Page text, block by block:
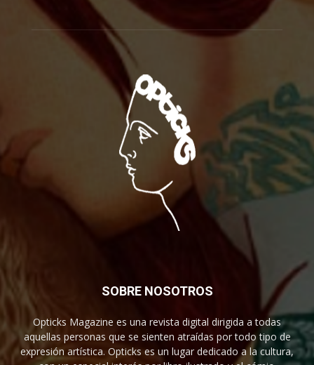
SOBRE NOSOTROS
Opticks Magazine es una revista digital dirigida a todas
aquellas personas que se sienten atraídas por todo tipo de
expresión artística. Opticks es un lugar dedicado a la cultura,